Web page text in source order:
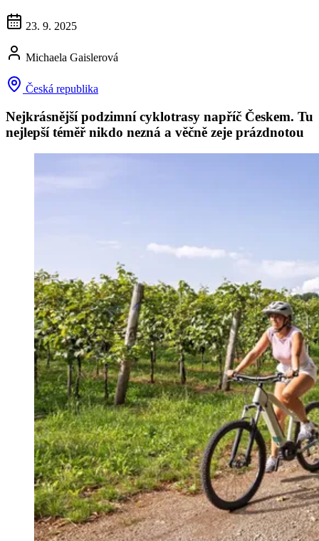
23. 9. 2025
Michaela Gaislerová
Česká republika
Nejkrásnější podzimní cyklotrasy napříč Českem. Tu
nejlepší téměř nikdo nezná a věčně zeje prázdnotou